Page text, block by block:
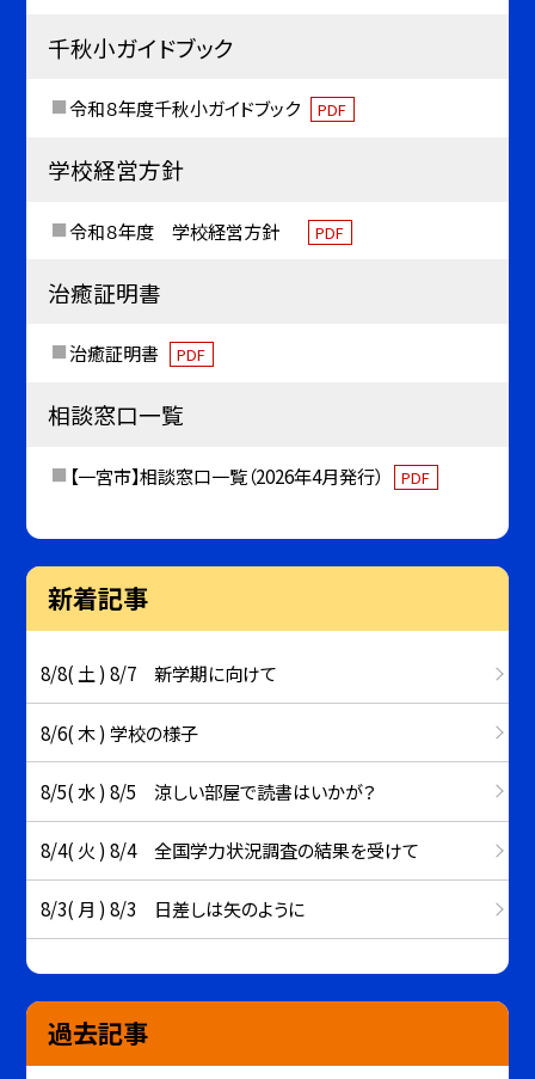
千秋小ガイドブック
令和８年度千秋小ガイドブック PDF
学校経営方針
令和８年度 学校経営方針 PDF
治癒証明書
治癒証明書 PDF
相談窓口一覧
【一宮市】相談窓口一覧（2026年4月発行） PDF
新着記事
8/8( 土 ) 8/7 新学期に向けて
8/6( 木 ) 学校の様子
8/5( 水 ) 8/5 涼しい部屋で読書はいかが？
8/4( 火 ) 8/4 全国学力状況調査の結果を受けて
8/3( 月 ) 8/3 日差しは矢のように
過去記事